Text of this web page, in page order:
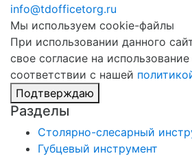
info@tdofficetorg.ru
Мы используем cookie-файлы
При использовании данного
свое согласие на
соответствии с нашей
Подтверждаю
Разделы
Столярно-слесарный
Губцевый инструмент